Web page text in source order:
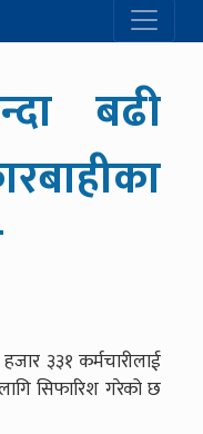
बढी
३३१ कर्मचारीलाई
सिफारिश गरेको छ